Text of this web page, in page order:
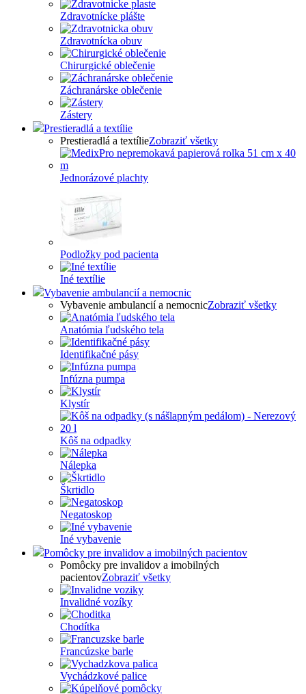
Zdravotnícke plášte
Zdravotnícka obuv
Chirurgické oblečenie
Záchranárske oblečenie
Zástery
Prestieradlá a textílie
Prestieradlá a textílieZobraziť všetky
Jednorázové plachty
Podložky pod pacienta
Iné textílie
Vybavenie ambulancií a nemocnic
Vybavenie ambulancií a nemocnicZobraziť všetky
Anatómia ľudského tela
Identifikačné pásy
Infúzna pumpa
Klystír
Kôš na odpadky
Nálepka
Škrtidlo
Negatoskop
Iné vybavenie
Pomôcky pre invalidov a imobilných pacientov
Pomôcky pre invalidov a imobilných
pacientovZobraziť všetky
Invalidné vozíky
Chodítka
Francúzske barle
Vychádzkové palice